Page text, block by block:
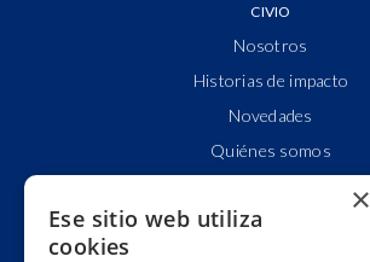
CIVIO
Nosotros
Historias de impacto
Novedades
Quiénes somos
Alianzas y redes
×
Ese sitio web utiliza
cookies